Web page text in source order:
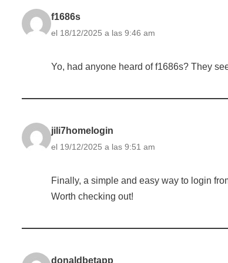
f1686s
el 18/12/2025 a las 9:46 am
Yo, had anyone heard of f1686s? They
jili7homelogin
el 19/12/2025 a las 9:51 am
Finally, a simple and easy way to login
Worth checking out!
donaldbetapp